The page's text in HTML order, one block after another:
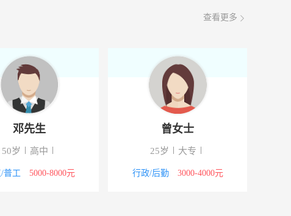
08-06
08-06
08-06
和璟国际1801 08-06
查看更多
邓先生
50岁 高中
普工 5000-8000元
曾女士
25岁 大专
行政/后勤 3000-4000元